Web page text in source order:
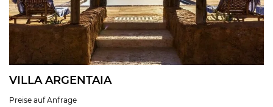
VILLA ARGENTAIA
Preise auf Anfrage